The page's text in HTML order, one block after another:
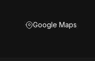
Google Maps